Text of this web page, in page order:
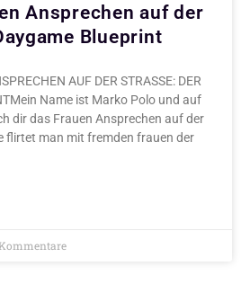
Ansprechen auf der
Blueprint
AUF DER STRASSE: DER
Name ist Marko Polo und auf
dir das Frauen Ansprechen auf der
flirtet man mit fremden frauen der